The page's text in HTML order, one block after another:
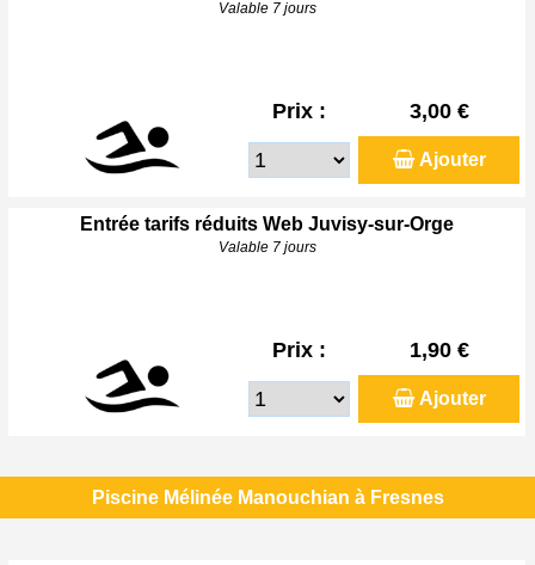
Valable 7 jours
Prix : 3,00 €
Ajouter
Entrée tarifs réduits Web Juvisy-sur-Orge
Valable 7 jours
Prix : 1,90 €
Ajouter
Piscine Mélinée Manouchian à Fresnes